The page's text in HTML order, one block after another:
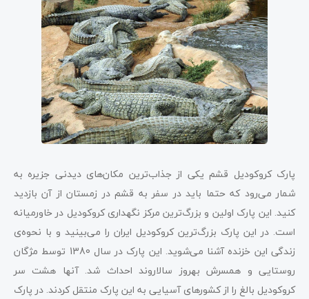
پارک کروکودیل قشم یکی از جذاب‌ترین مکان‌های دیدنی جزیره به
شمار می‌رود که حتما باید در سفر به قشم در زمستان از آن بازدید
کنید. این پارک اولین و بزرگ‌ترین مرکز نگهداری کروکودیل در خاورمیانه
است. در این پارک بزرگ‌ترین کروکودیل ایران را می‌بینید و با نحوه‌ی
زندگی این خزنده آشنا می‌شوید. این پارک در سال 1380 توسط مژگان
روستایی و همسرش بهروز سالاروند احداث شد. آنها هشت سر
کروکودیل بالغ را از کشورهای آسیایی به این پارک منتقل کردند. در پارک